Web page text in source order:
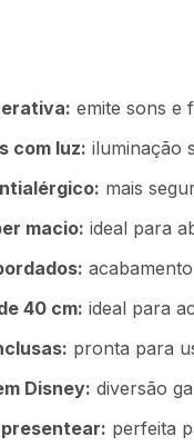
emite sons e
com luz: iluminação
mais
macio: ideal para
40 cm: ideal para
pronta para
Disney: diversão
perfeita